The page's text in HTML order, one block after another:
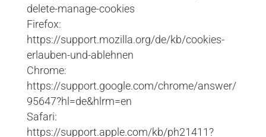
delete-manage-cookies
Firefox:
https://support.mozilla.org/de/kb/cookies-
erlauben-und-ablehnen
Chrome:
https://support.google.com/chrome/answer/
95647?hl=de&hlrm=en
Safari:
https://support.apple.com/kb/ph21411?